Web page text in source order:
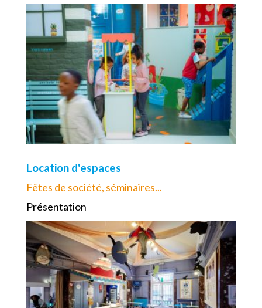
Location d'espaces
Fêtes de société, séminaires...
Présentation